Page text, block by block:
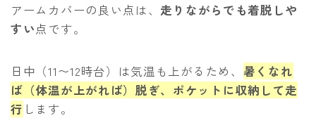
アームカバーの良い点は、 走りながらでも着脱しや
すい点です。
日中（11〜12時台）は気温も上がるため、 暑くなれ
ば（体温が上がれば）脱ぎ、ポケットに収納して走
行 します。